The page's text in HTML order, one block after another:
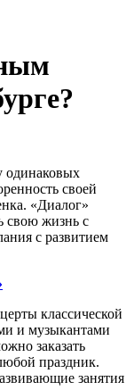
одинаковых
своей
«Диалог»
свою жизнь с
с развитием
классической
и музыкантами
заказать
праздник.
занятия